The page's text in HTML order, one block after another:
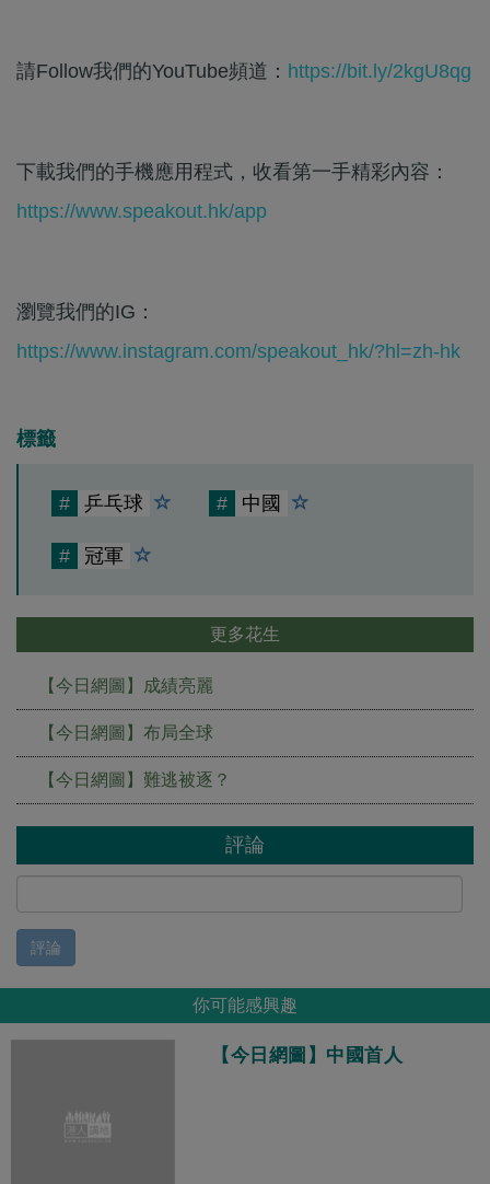
請Follow我們的YouTube頻道： https://bit.ly/2kgU8qg
下載我們的手機應用程式，收看第一手精彩內容：
https://www.speakout.hk/app
瀏覽我們的IG：
https://www.instagram.com/speakout_hk/?hl=zh-hk
標籤
# 乒乓球 # 中國
# 冠軍
更多花生
【今日網圖】成績亮麗
【今日網圖】布局全球
【今日網圖】難逃被逐？
評論
評論
你可能感興趣
【今日網圖】中國首人